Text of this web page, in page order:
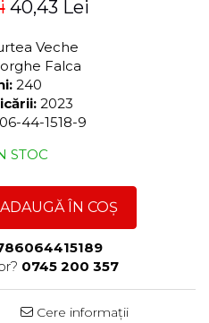
40,43 Lei
Veche
Falca
240
2023
44-1518-9
STOC
ADAUGĂ ÎN COȘ
0745 200 357
Cere informații